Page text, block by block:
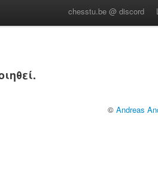
chesstu.be @ discord
© Andreas